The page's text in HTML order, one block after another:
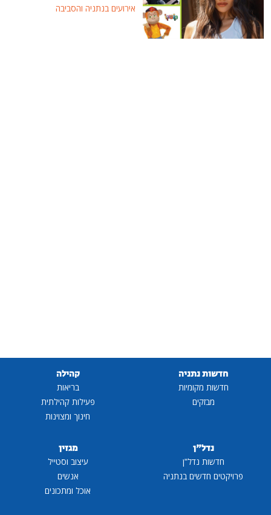
אירועים בנתניה והסביבה
חדשות נתניה
חדשות מקומיות
מבזקים
קהילה
בריאות
פעילות קהילתית
חינוך ומצוינות
נדל"ן
חדשות נדל"ן
פרויקטים חדשים בנתניה
מגזין
עיצוב וסטייל
אנשים
אוכל ומתכונים